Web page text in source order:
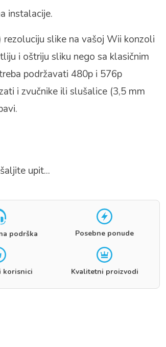
instalacije.
slike na vašoj Wii konzoli
i oštriju sliku nego sa klasičnim
podržavati 480p i 576p
i zvučnike ili slušalice (3,5 mm
upit...
podrška Posebne ponude
korisnici Kvalitetni proizvodi